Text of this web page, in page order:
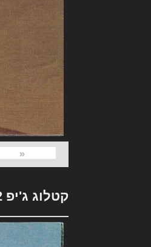
«
קטלוג ג'יפ 1972